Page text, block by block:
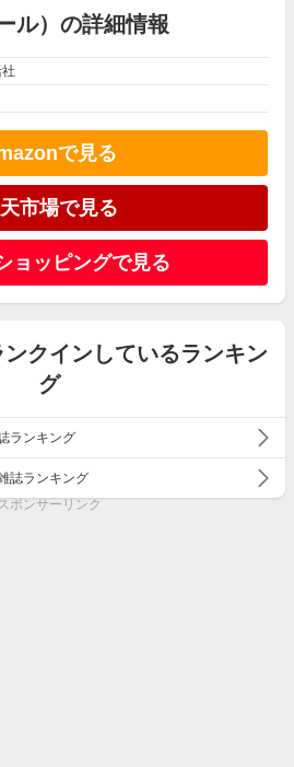
ル）の詳細情報
で見る
市場で見る
ョッピングで見る
クインしているランキン
グ
ランキング
誌ランキング
ポンサーリンク